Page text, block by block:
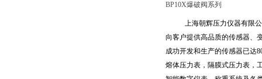
BP10X爆破阀系列
上海朝辉压力仪器有限
向客户提供高品质的传感器、
成功开发和生产的传感器已达
熔体压力表，隔膜式压力表，